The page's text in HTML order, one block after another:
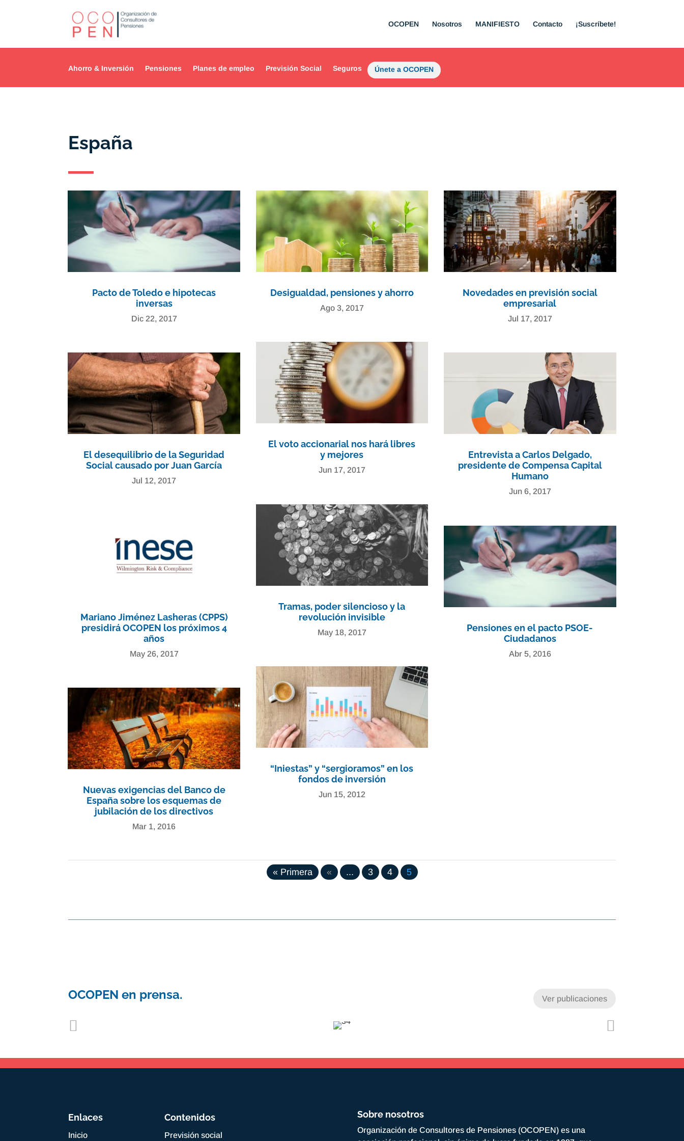
OCOPEN Nosotros MANIFIESTO Contacto ¡Suscríbete!
Ahorro & Inversión Pensiones Planes de empleo Previsión Social Seguros Únete a OCOPEN
España
Pacto de Toledo e hipotecas
inversas
Dic 22, 2017
El desequilibrio de la Seguridad
Social causado por Juan García
Jul 12, 2017
Mariano Jiménez Lasheras (CPPS)
presidirá OCOPEN los próximos 4
años
May 26, 2017
Nuevas exigencias del Banco de
España sobre los esquemas de
jubilación de los directivos
Mar 1, 2016
Desigualdad, pensiones y ahorro
Ago 3, 2017
El voto accionarial nos hará libres
y mejores
Jun 17, 2017
Tramas, poder silencioso y la
revolución invisible
May 18, 2017
“Iniestas” y “sergioramos” en los
fondos de inversión
Jun 15, 2012
Novedades en previsión social
empresarial
Jul 17, 2017
Entrevista a Carlos Delgado,
presidente de Compensa Capital
Humano
Jun 6, 2017
Pensiones en el pacto PSOE-
Ciudadanos
Abr 5, 2016
« Primera « ... 3 4 5
OCOPEN en prensa. Ver publicaciones
Enlaces
Inicio
Contenidos
Previsión social
Sobre nosotros
Organización de Consultores de Pensiones (OCOPEN) es una